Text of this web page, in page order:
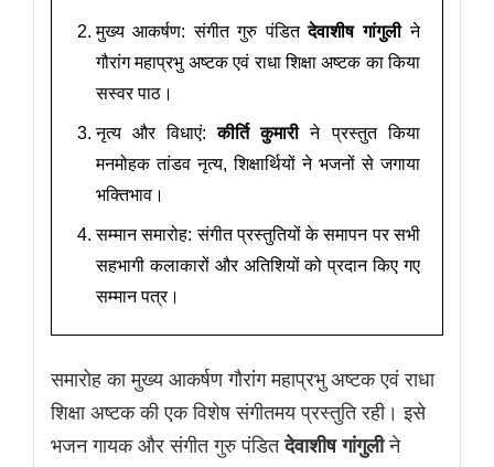
मुख्य आकर्षण: संगीत गुरु पंडितदेवाशीष गांगुलीने
गौरांग महाप्रभु अष्टक एवं राधा शिक्षा अष्टक का किया
सस्वर पाठ।
नृत्य और विधाएं:कीर्ति कुमारीने प्रस्तुत किया
मनमोहक तांडव नृत्य, शिक्षार्थियों ने भजनों से जगाया
भक्तिभाव।
सम्मान समारोह: संगीत प्रस्तुतियों के समापन पर सभी
सहभागी कलाकारों और अतिशियों को प्रदान किए गए
सम्मान पत्र।
समारोह का मुख्य आकर्षण गौरांग महाप्रभु अष्टक एवं राधा
शिक्षा अष्टक की एक विशेष संगीतमय प्रस्तुति रही। इसे
भजन गायक और संगीत गुरु पंडितदेवाशीष गांगुलीने